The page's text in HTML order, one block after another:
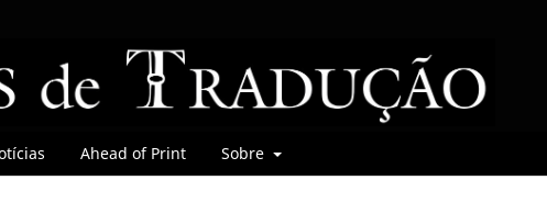
Ahead of Print Sobre